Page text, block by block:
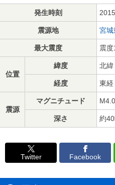
発生時刻
震源地 宮城
最大震度 震度
位置
緯度 北
経度 東
震源
マグニチュード M4.0
深さ 約
Twitter Facebook